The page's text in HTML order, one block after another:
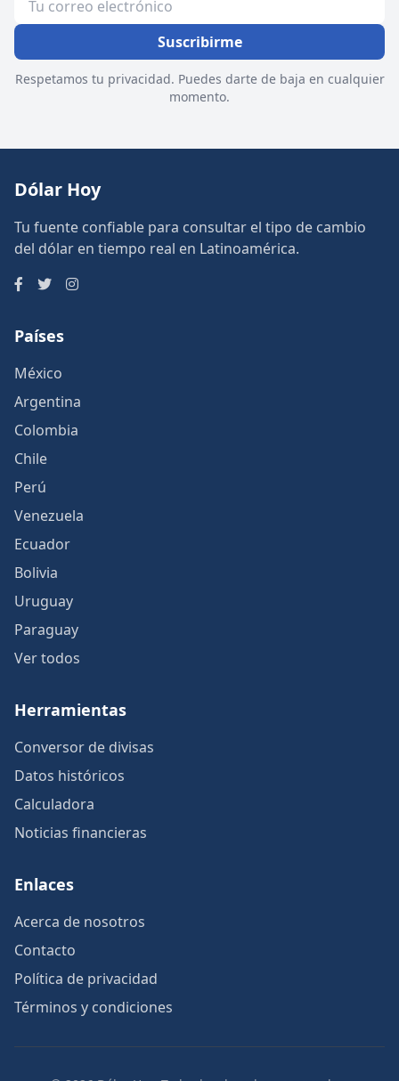
Suscribirme
Respetamos tu privacidad. Puedes darte de baja en cualquier
momento.
Dólar Hoy
Tu fuente confiable para consultar el tipo de cambio
del dólar en tiempo real en Latinoamérica.
Países
México
Argentina
Colombia
Chile
Perú
Venezuela
Ecuador
Bolivia
Uruguay
Paraguay
Ver todos
Herramientas
Conversor de divisas
Datos históricos
Calculadora
Noticias financieras
Enlaces
Acerca de nosotros
Contacto
Política de privacidad
Términos y condiciones